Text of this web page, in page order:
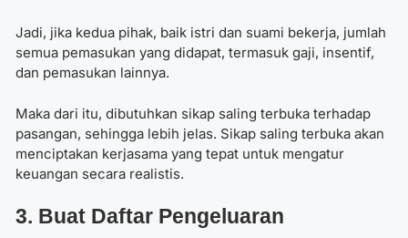
Jadi, jika kedua pihak, baik istri dan suami bekerja, jumlah
semua pemasukan yang didapat, termasuk gaji, insentif,
dan pemasukan lainnya.
Maka dari itu, dibutuhkan sikap saling terbuka terhadap
pasangan, sehingga lebih jelas. Sikap saling terbuka akan
menciptakan kerjasama yang tepat untuk mengatur
keuangan secara realistis.
3. Buat Daftar Pengeluaran